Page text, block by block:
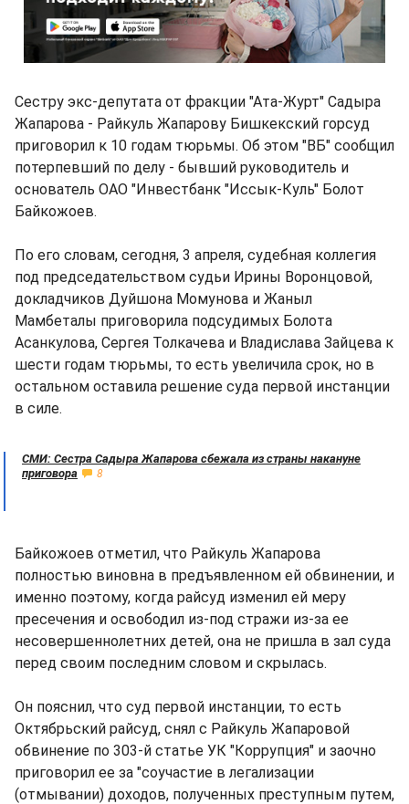
Сестру экс-депутата от фракции "Ата-Журт" Садыра
Жапарова - Райкуль Жапарову Бишкекский горсуд
приговорил к 10 годам тюрьмы. Об этом "ВБ" сообщил
потерпевший по делу - бывший руководитель и
основатель ОАО "Инвестбанк "Иссык-Куль" Болот
Байкожоев.
По его словам, сегодня, 3 апреля, судебная коллегия
под председательством судьи Ирины Воронцовой,
докладчиков Дуйшона Момунова и Жаныл
Мамбеталы приговорила подсудимых Болота
Асанкулова, Сергея Толкачева и Владислава Зайцева к
шести годам тюрьмы, то есть увеличила срок, но в
остальном оставила решение суда первой инстанции
в силе.
СМИ: Сестра Садыра Жапарова сбежала из страны накануне
приговора
8
Байкожоев отметил, что Райкуль Жапарова
полностью виновна в предъявленном ей обвинении, и
именно поэтому, когда райсуд изменил ей меру
пресечения и освободил из-под стражи из-за ее
несовершеннолетних детей, она не пришла в зал суда
перед своим последним словом и скрылась.
Он пояснил, что суд первой инстанции, то есть
Октябрьский райсуд, снял с Райкуль Жапаровой
обвинение по 303-й статье УК "Коррупция" и заочно
приговорил ее за "соучастие в легализации
(отмывании) доходов, полученных преступным путем,